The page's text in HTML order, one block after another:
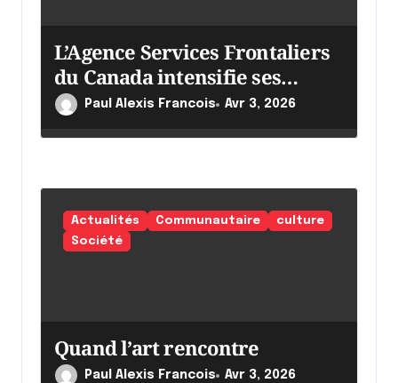
t
i
c
l
L’Agence Services Frontaliers
du Canada intensifie ses
effortsPaul Alexis Francois Avr 3, 2026
Actualités Communautaire
culture
Société
Quand l’art rencontre
Paul Alexis Francois Avr 3, 2026